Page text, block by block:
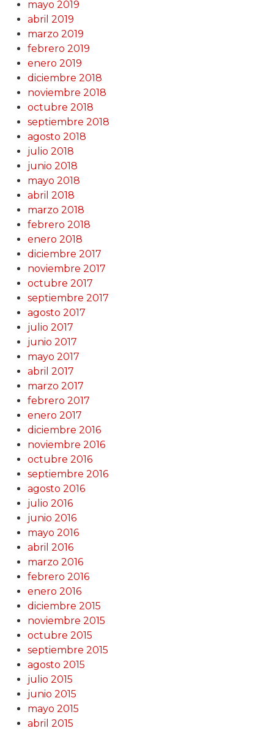
mayo 2019
abril 2019
marzo 2019
febrero 2019
enero 2019
diciembre 2018
noviembre 2018
octubre 2018
septiembre 2018
agosto 2018
julio 2018
junio 2018
mayo 2018
abril 2018
marzo 2018
febrero 2018
enero 2018
diciembre 2017
noviembre 2017
octubre 2017
septiembre 2017
agosto 2017
julio 2017
junio 2017
mayo 2017
abril 2017
marzo 2017
febrero 2017
enero 2017
diciembre 2016
noviembre 2016
octubre 2016
septiembre 2016
agosto 2016
julio 2016
junio 2016
mayo 2016
abril 2016
marzo 2016
febrero 2016
enero 2016
diciembre 2015
noviembre 2015
octubre 2015
septiembre 2015
agosto 2015
julio 2015
junio 2015
mayo 2015
abril 2015